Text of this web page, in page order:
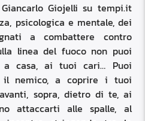
Giojelli su tempi.it
psicologica e mentale, dei
a combattere contro
linea del fuoco non puoi
a casa, ai tuoi cari… Puoi
il nemico, a coprire i tuoi
sopra, dietro di te, ai
attaccarti alle spalle, al